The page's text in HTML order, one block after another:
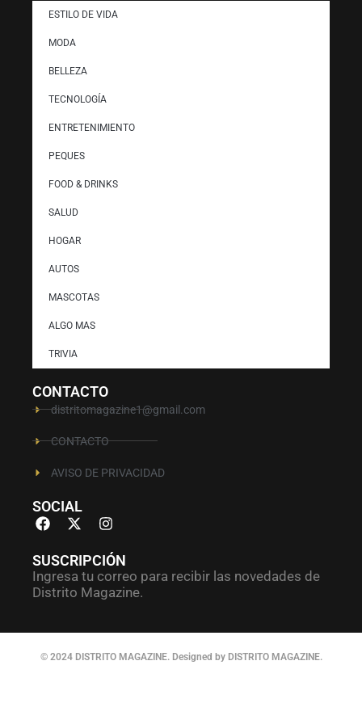
ESTILO DE VIDA
MODA
BELLEZA
TECNOLOGÍA
ENTRETENIMIENTO
PEQUES
FOOD & DRINKS
SALUD
HOGAR
AUTOS
MASCOTAS
ALGO MAS
TRIVIA
CONTACTO
distritomagazine1@gmail.com
CONTACTO
AVISO DE PRIVACIDAD
SOCIAL
SUSCRIPCIÓN
Ingresa tu correo para recibir las novedades de
Distrito Magazine.
© 2024 DISTRITO MAGAZINE. Designed by DISTRITO MAGAZINE.